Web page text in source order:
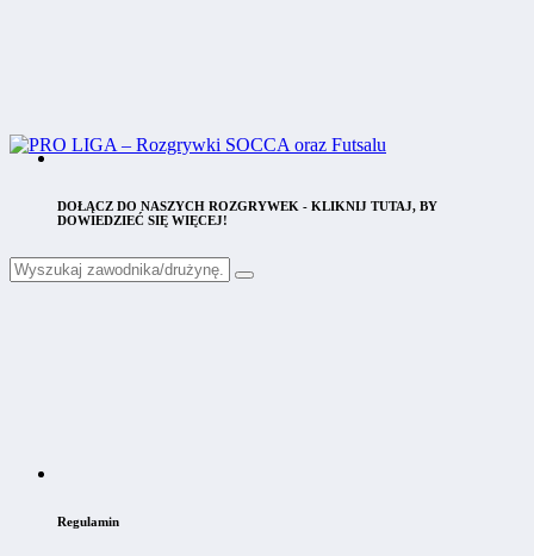
DOŁĄCZ DO NASZYCH ROZGRYWEK - KLIKNIJ TUTAJ, BY
DOWIEDZIEĆ SIĘ WIĘCEJ!
Regulamin